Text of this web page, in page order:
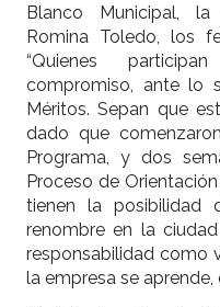
Blanco Municipal, la
Romina Toledo, los
“Quienes
compromiso, ante lo
Méritos. Sepan que
dado que
Programa, y dos
Proceso de
tienen la posibilidad
renombre en la
responsabilidad como
la empresa se